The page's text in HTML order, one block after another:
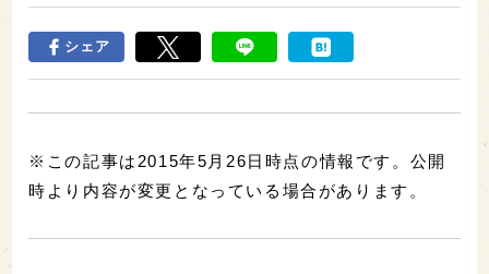
シェア
※この記事は2015年5月26日時点の情報です。公開
時より内容が変更となっている場合があります。